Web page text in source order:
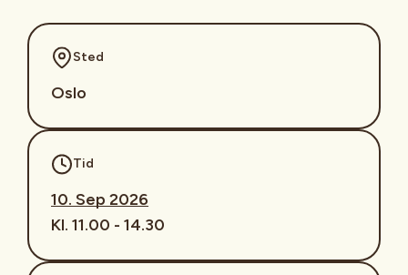
Sted
Oslo
Tid
10. Sep 2026
Kl. 11.00 - 14.30